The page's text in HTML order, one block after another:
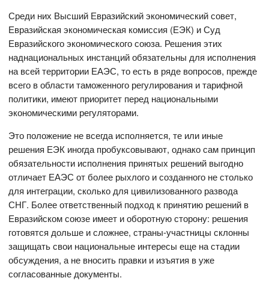
Среди них Высший Евразийский экономический совет,
Евразийская экономическая комиссия (ЕЭК) и Суд
Евразийского экономического союза. Решения этих
наднациональных инстанций обязательны для исполнения
на всей территории ЕАЭС, то есть в ряде вопросов, прежде
всего в области таможенного регулирования и тарифной
политики, имеют приоритет перед национальными
экономическими регуляторами.
Это положение не всегда исполняется, те или иные
решения ЕЭК иногда пробуксовывают, однако сам принцип
обязательности исполнения принятых решений выгодно
отличает ЕАЭС от более рыхлого и созданного не столько
для интеграции, сколько для цивилизованного развода
СНГ. Более ответственный подход к принятию решений в
Евразийском союзе имеет и оборотную сторону: решения
готовятся дольше и сложнее, страны-участницы склонны
защищать свои национальные интересы еще на стадии
обсуждения, а не вносить правки и изъятия в уже
согласованные документы.